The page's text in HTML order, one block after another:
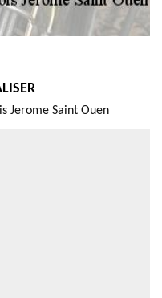
Jerome Saint Ouen